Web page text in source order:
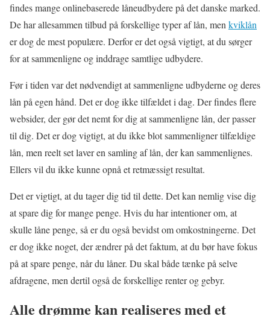
findes mange onlinebaserede låneudbydere på det danske marked.
De har allesammen tilbud på forskellige typer af lån, men kviklån
er dog de mest populære. Derfor er det også vigtigt, at du sørger
for at sammenligne og inddrage samtlige udbydere.
Før i tiden var det nødvendigt at sammenligne udbyderne og deres
lån på egen hånd. Det er dog ikke tilfældet i dag. Der findes flere
websider, der gør det nemt for dig at sammenligne lån, der passer
til dig. Det er dog vigtigt, at du ikke blot sammenligner tilfældige
lån, men reelt set laver en samling af lån, der kan sammenlignes.
Ellers vil du ikke kunne opnå et retmæssigt resultat.
Det er vigtigt, at du tager dig tid til dette. Det kan nemlig vise dig
at spare dig for mange penge. Hvis du har intentioner om, at
skulle låne penge, så er du også bevidst om omkostningerne. Det
er dog ikke noget, der ændrer på det faktum, at du bør have fokus
på at spare penge, når du låner. Du skal både tænke på selve
afdragene, men dertil også de forskellige renter og gebyr.
Alle drømme kan realiseres med et